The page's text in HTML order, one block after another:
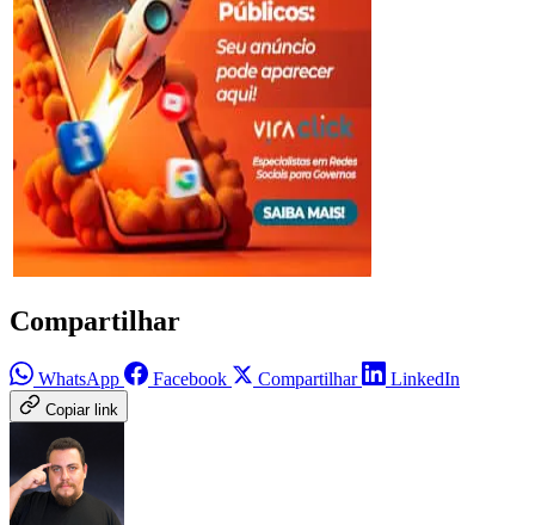
Compartilhar
WhatsApp Facebook Compartilhar LinkedIn
Copiar link